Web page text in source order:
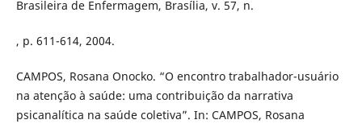
Brasileira de Enfermagem, Brasília, v. 57, n.
, p. 611-614, 2004.
CAMPOS, Rosana Onocko. “O encontro trabalhador-usuário
na atenção à saúde: uma contribuição da narrativa
psicanalítica na saúde coletiva”. In: CAMPOS, Rosana